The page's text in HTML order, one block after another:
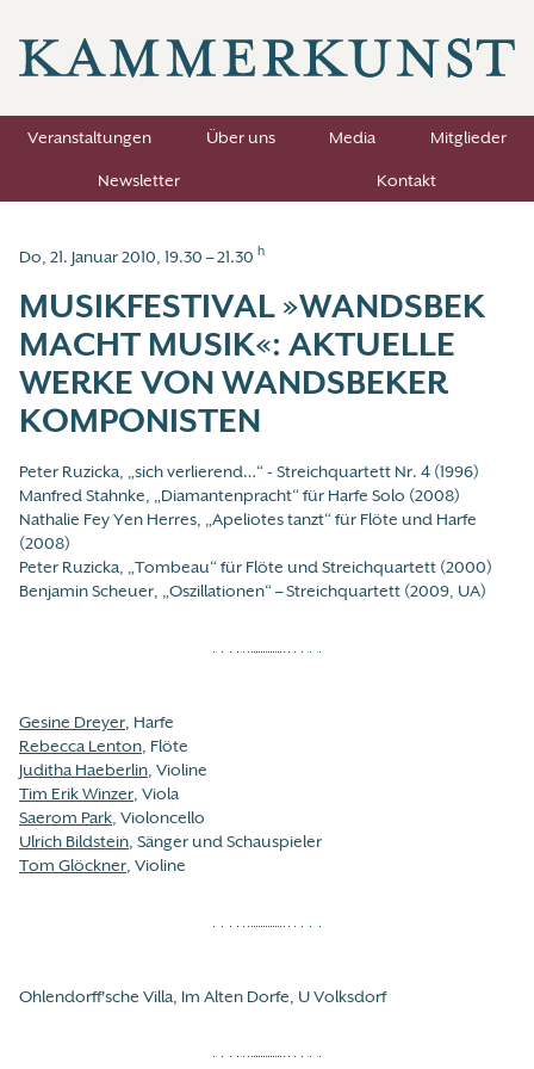
Veranstaltungen Über uns Media
Mitglieder
Newsletter
Kontakt
Do, 21. Januar 2010, 19.30 – 21.30 h
MUSIKFESTIVAL »WANDSBEK
MACHT MUSIK«: AKTUELLE
WERKE VON WANDSBEKER
KOMPONISTEN
Peter Ruzicka, „sich verlierend…“ - Streichquartett Nr. 4 (1996)
Manfred Stahnke, „Diamantenpracht“ für Harfe Solo (2008)
Nathalie Fey Yen Herres, „Apeliotes tanzt“ für Flöte und Harfe
(2008)
Peter Ruzicka, „Tombeau“ für Flöte und Streichquartett (2000)
Benjamin Scheuer, „Oszillationen“ – Streichquartett (2009, UA)
Gesine Dreyer, Harfe
Rebecca Lenton, Flöte
Juditha Haeberlin, Violine
Tim Erik Winzer, Viola
Saerom Park, Violoncello
Ulrich Bildstein, Sänger und Schauspieler
Tom Glöckner, Violine
Ohlendorff'sche Villa, Im Alten Dorfe, U Volksdorf